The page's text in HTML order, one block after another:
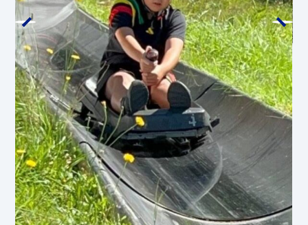
子、高跟鞋、凉鞋和赤脚。
*请勿饮酒的顾客使用该设施。
天狗热气球
时期
5月15日（周五）～10月20日（周二）